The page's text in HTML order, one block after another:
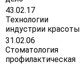
43.02.17
Технологии
индустрии красоты
31.02.06
Стоматология
профилактическая